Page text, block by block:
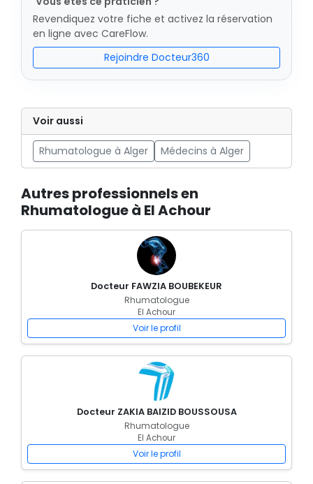
Revendiquez votre fiche et activez la réservation
en ligne avec CareFlow.
Rejoindre Docteur360
Voir aussi
Rhumatologue à Alger Médecins à Alger
Autres professionnels en
Rhumatologue à El Achour
Docteur FAWZIA BOUBEKEUR
Rhumatologue
El Achour
Voir le profil
Docteur ZAKIA BAIZID BOUSSOUSA
Rhumatologue
El Achour
Voir le profil